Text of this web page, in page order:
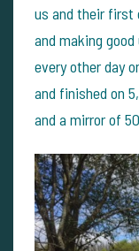
us and their first
and making
every other day
and finished on
and a mirror of